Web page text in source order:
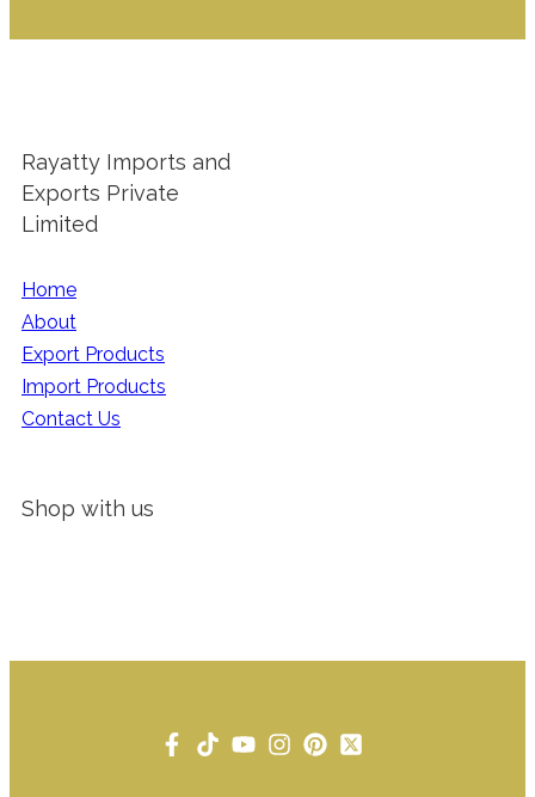
Rayatty Imports and
Exports Private
Limited
Home
About
Export Products
Import Products
Contact Us
Shop with us